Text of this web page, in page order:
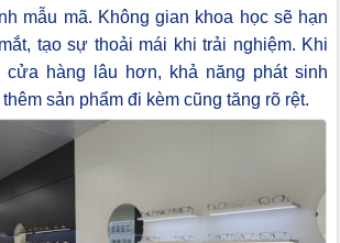
mẫu mã. Không gian khoa học sẽ hạn
tạo sự thoải mái khi trải nghiệm. Khi
cửa hàng lâu hơn, khả năng phát sinh
sản phẩm đi kèm cũng tăng rõ rệt.